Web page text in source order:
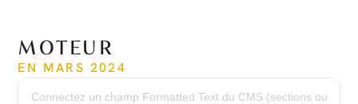
MOTEUR
EN MARS 2024
3 804 heures
Cycles depuis le nouveau
Connectez un champ Formatted Text du CMS (sections ou